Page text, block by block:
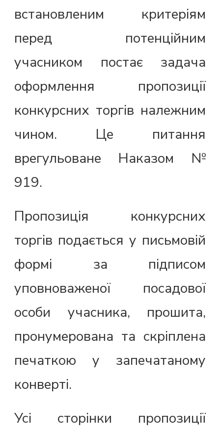
встановленим критеріям
перед потенційним
учасником постає задача
оформлення пропозиції
конкурсних торгів належним
чином. Це питання
врегульоване Наказом №
919.
Пропозиція конкурсних
торгів подається у письмовій
формі за підписом
уповноваженої посадової
особи учасника, прошита,
пронумерована та скріплена
печаткою у запечатаному
конверті.
Усі сторінки пропозиції